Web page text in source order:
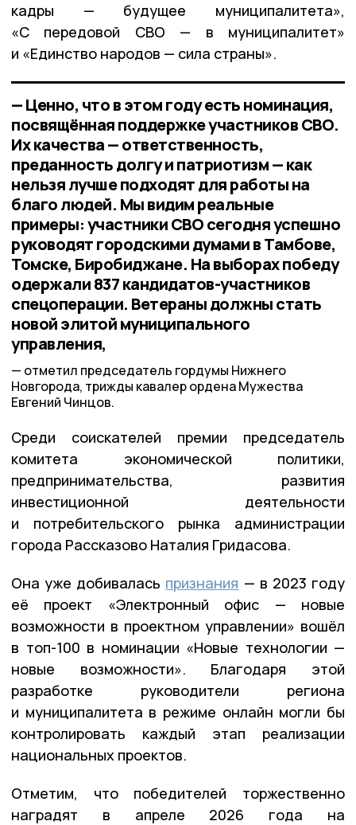
кадры — будущее муниципалитета»,
«С передовой СВО — в муниципалитет»
и «Единство народов — сила страны».
— Ценно, что в этом году есть номинация,
посвящённая поддержке участников СВО.
Их качества — ответственность,
преданность долгу и патриотизм — как
нельзя лучше подходят для работы на
благо людей. Мы видим реальные
примеры: участники СВО сегодня успешно
руководят городскими думами в Тамбове,
Томске, Биробиджане. На выборах победу
одержали 837 кандидатов-участников
спецоперации. Ветераны должны стать
новой элитой муниципального
управления,
отметил председатель гордумы Нижнего
Новгорода, трижды кавалер ордена Мужества
Евгений Чинцов.
Среди соискателей премии председатель
комитета экономической политики,
предпринимательства, развития
инвестиционной деятельности
и потребительского рынка администрации
города Рассказово Наталия Гридасова.
Она уже добивалась признания — в 2023 году
её проект «Электронный офис — новые
возможности в проектном управлении» вошёл
в топ-100 в номинации «Новые технологии —
новые возможности». Благодаря этой
разработке руководители региона
и муниципалитета в режиме онлайн могли бы
контролировать каждый этап реализации
национальных проектов.
Отметим, что победителей торжественно
наградят в апреле 2026 года на